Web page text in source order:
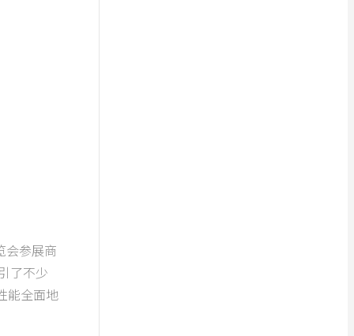
参展商
了不少
能全面地